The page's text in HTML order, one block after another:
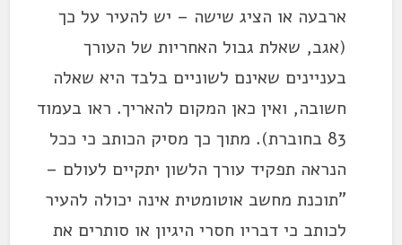
ארבעה או הציג שישה – יש להעיר על כך
(אגב, שאלת גבול האחריות של העורך
בעניינים שאינם לשוניים בלבד היא שאלה
חשובה, ואין כאן המקום להאריך. ראו בעמוד
83 בחוברת). מתוך כך מסיק הכותב כי ככל
הנראה תפקיד עורך הלשון יתקיים לעולם –
"תוכנת מחשב אוטומטית אינה יכולה להעיר
לכותב כי דבריו חסרי היגיון או סותרים את